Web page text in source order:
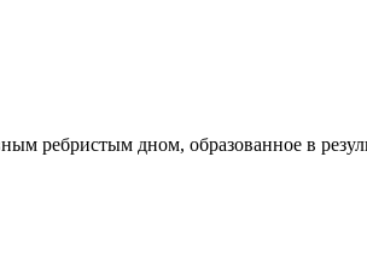
ребристым дном, образованное в